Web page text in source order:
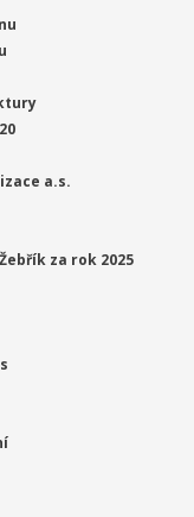
a.s.
za rok 2025